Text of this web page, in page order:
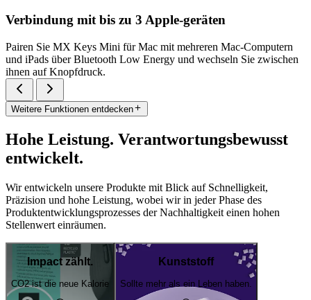
Verbindung mit bis zu 3 Apple-geräten
Pairen Sie MX Keys Mini für Mac mit mehreren Mac-Computern
und iPads über Bluetooth Low Energy und wechseln Sie zwischen
ihnen auf Knopfdruck.
Weitere Funktionen entdecken
Hohe Leistung. Verantwortungsbewusst
entwickelt.
Wir entwickeln unsere Produkte mit Blick auf Schnelligkeit,
Präzision und hohe Leistung, wobei wir in jeder Phase des
Produktentwicklungsprozesses der Nachhaltigkeit einen hohen
Stellenwert einräumen.
Impact zählt.
CO2 ist die neue Kalorie
Kunststoff
Sollte mehr als ein Leben haben.